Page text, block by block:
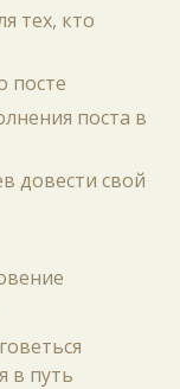
тех, кто
посте
поста в
довести свой
в путь